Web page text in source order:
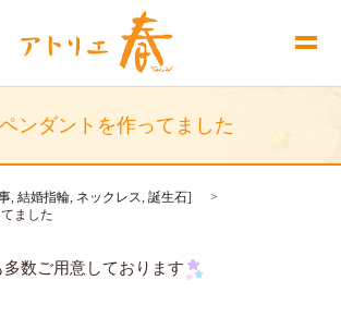
ンダントを作ってました
,結婚指輪 ネックレス ,誕生石]
ました
数ご用意しております